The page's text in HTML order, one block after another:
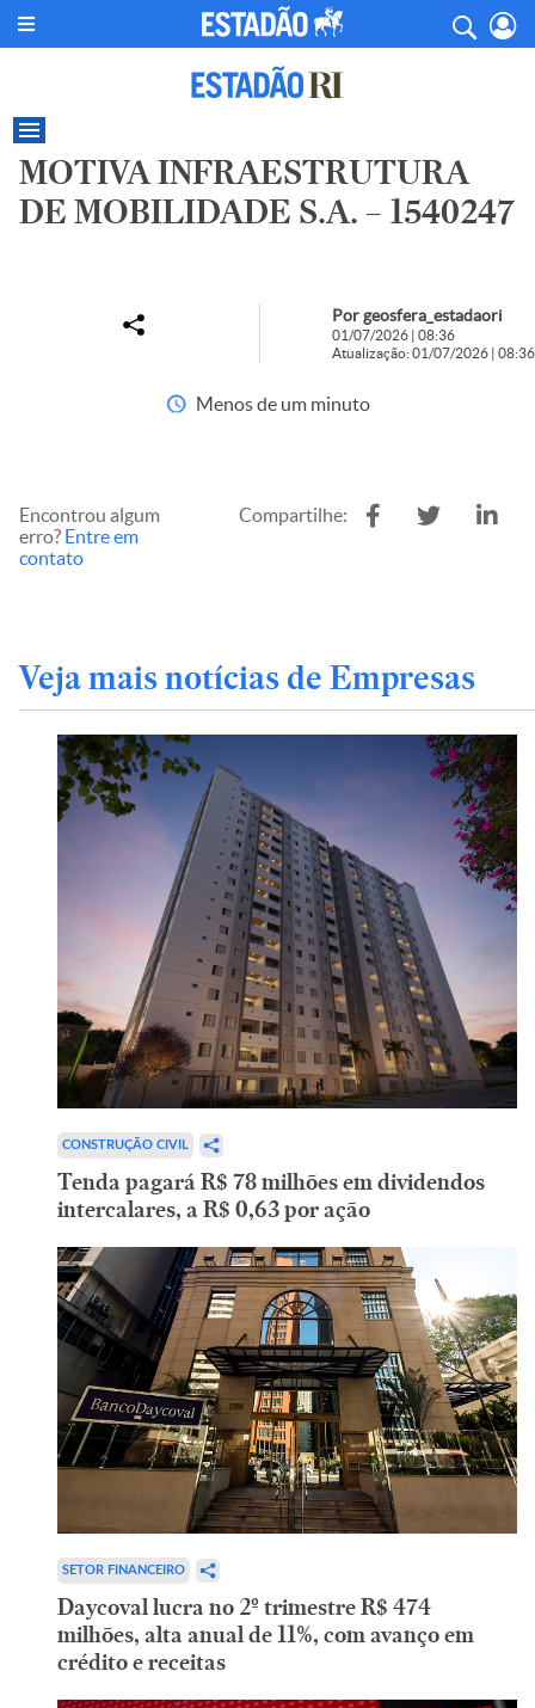
MOTIVA INFRAESTRUTURA
DE MOBILIDADE S.A. – 1540247
Por geosfera_estadaori
01/07/2026 | 08:36
Atualização: 01/07/2026 | 08:36
Menos de um minuto
Encontrou algum
erro? Entre em
contato
Compartilhe:
Veja mais notícias de Empresas
CONSTRUÇÃO CIVIL
Tenda pagará R$ 78 milhões em dividendos
intercalares, a R$ 0,63 por ação
SETOR FINANCEIRO
Daycoval lucra no 2º trimestre R$ 474
milhões, alta anual de 11%, com avanço em
crédito e receitas